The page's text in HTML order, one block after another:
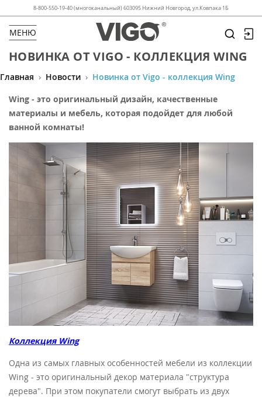
8-800-550-19-40 (многоканальный) 603095 Нижний Новгород, ул.Ковпака 1Б
МЕНЮ
НОВИНКА ОТ VIGO - КОЛЛЕКЦИЯ WING
Главная › Новости › Новинка от Vigo - коллекция Wing
Wing - это оригинальный дизайн, качественные
материалы и мебель, которая подойдет для любой
ванной комнаты!
Коллекция Wing
Одна из самых главных особенностей мебели из коллекции
Wing - это оригинальный декор материала "структура
дерева". При этом покупатели смогут выбрать из двух